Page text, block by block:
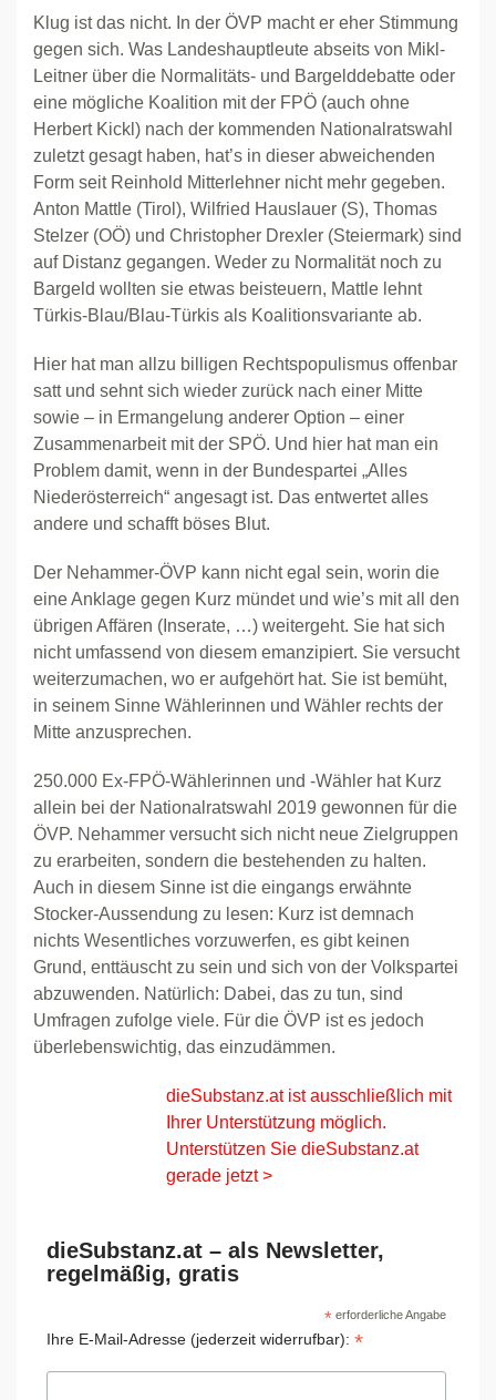
Klug ist das nicht. In der ÖVP macht er eher Stimmung
gegen sich. Was Landeshauptleute abseits von Mikl-
Leitner über die Normalitäts- und Bargelddebatte oder
eine mögliche Koalition mit der FPÖ (auch ohne
Herbert Kickl) nach der kommenden Nationalratswahl
zuletzt gesagt haben, hat’s in dieser abweichenden
Form seit Reinhold Mitterlehner nicht mehr gegeben.
Anton Mattle (Tirol), Wilfried Hauslauer (S), Thomas
Stelzer (OÖ) und Christopher Drexler (Steiermark) sind
auf Distanz gegangen. Weder zu Normalität noch zu
Bargeld wollten sie etwas beisteuern, Mattle lehnt
Türkis-Blau/Blau-Türkis als Koalitionsvariante ab.
Hier hat man allzu billigen Rechtspopulismus offenbar
satt und sehnt sich wieder zurück nach einer Mitte
sowie – in Ermangelung anderer Option – einer
Zusammenarbeit mit der SPÖ. Und hier hat man ein
Problem damit, wenn in der Bundespartei „Alles
Niederösterreich“ angesagt ist. Das entwertet alles
andere und schafft böses Blut.
Der Nehammer-ÖVP kann nicht egal sein, worin die
eine Anklage gegen Kurz mündet und wie’s mit all den
übrigen Affären (Inserate, …) weitergeht. Sie hat sich
nicht umfassend von diesem emanzipiert. Sie versucht
weiterzumachen, wo er aufgehört hat. Sie ist bemüht,
in seinem Sinne Wählerinnen und Wähler rechts der
Mitte anzusprechen.
250.000 Ex-FPÖ-Wählerinnen und -Wähler hat Kurz
allein bei der Nationalratswahl 2019 gewonnen für die
ÖVP. Nehammer versucht sich nicht neue Zielgruppen
zu erarbeiten, sondern die bestehenden zu halten.
Auch in diesem Sinne ist die eingangs erwähnte
Stocker-Aussendung zu lesen: Kurz ist demnach
nichts Wesentliches vorzuwerfen, es gibt keinen
Grund, enttäuscht zu sein und sich von der Volkspartei
abzuwenden. Natürlich: Dabei, das zu tun, sind
Umfragen zufolge viele. Für die ÖVP ist es jedoch
überlebenswichtig, das einzudämmen.
dieSubstanz.at ist ausschließlich mit
Ihrer Unterstützung möglich.
Unterstützen Sie dieSubstanz.at
gerade jetzt >
dieSubstanz.at – als Newsletter,
regelmäßig, gratis
*erforderliche Angabe
Ihre E-Mail-Adresse (jederzeit widerrufbar): *